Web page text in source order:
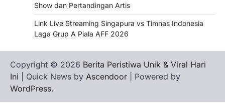
Show dan Pertandingan Artis
Link Live Streaming Singapura vs Timnas Indonesia
Laga Grup A Piala AFF 2026
Copyright © 2026 Berita Peristiwa Unik & Viral Hari
Ini | Quick News by Ascendoor | Powered by
WordPress.